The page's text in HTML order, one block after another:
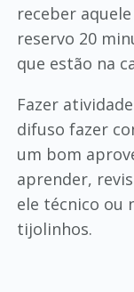
receber
reservo 20
que estão na
Fazer
difuso fazer
um bom
aprender,
ele técnico ou
tijolinhos.